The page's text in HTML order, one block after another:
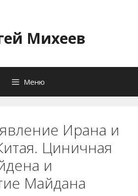
Михеев
Меню
Ирана и
Циничная
и
Майдана